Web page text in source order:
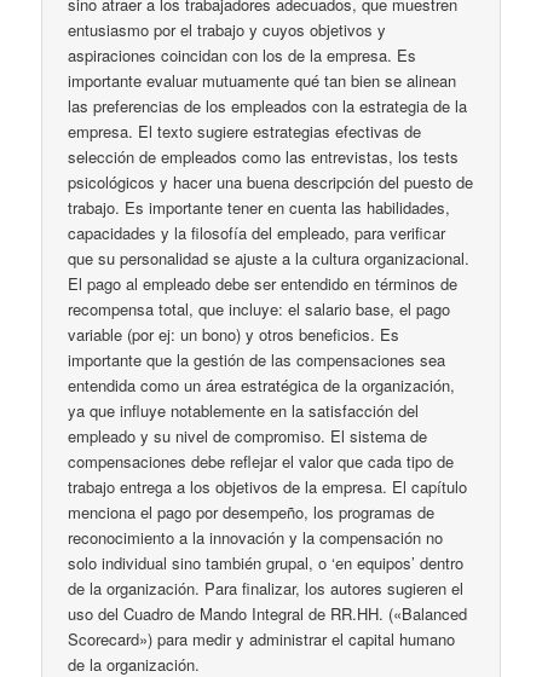
entusiasmo por el trabajo y cuyos objetivos y
aspiraciones coincidan con los de la empresa. Es
importante evaluar mutuamente qué tan bien se alinean
las preferencias de los empleados con la estrategia de la
empresa. El texto sugiere estrategias efectivas de
selección de empleados como las entrevistas, los tests
psicológicos y hacer una buena descripción del puesto de
trabajo. Es importante tener en cuenta las habilidades,
capacidades y la filosofía del empleado, para verificar
que su personalidad se ajuste a la cultura organizacional.
El pago al empleado debe ser entendido en términos de
recompensa total, que incluye: el salario base, el pago
variable (por ej: un bono) y otros beneficios. Es
importante que la gestión de las compensaciones sea
entendida como un área estratégica de la organización,
ya que influye notablemente en la satisfacción del
empleado y su nivel de compromiso. El sistema de
compensaciones debe reflejar el valor que cada tipo de
trabajo entrega a los objetivos de la empresa. El capítulo
menciona el pago por desempeño, los programas de
reconocimiento a la innovación y la compensación no
solo individual sino también grupal, o ‘en equipos’ dentro
de la organización. Para finalizar, los autores sugieren el
uso del Cuadro de Mando Integral de RR.HH. («Balanced
Scorecard») para medir y administrar el capital humano
de la organización.